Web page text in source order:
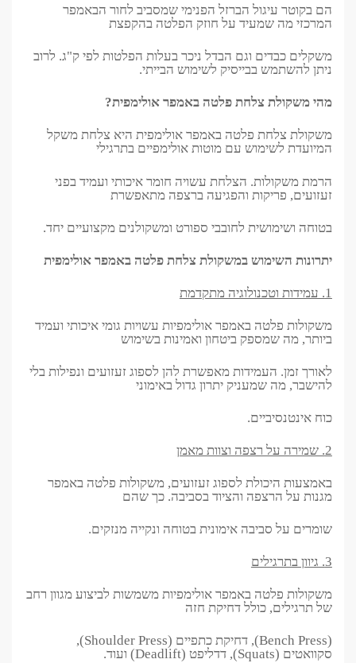
הם בקוטר עיגול הברזל הפנימי שמסביב לחור הבאמפר
המרכזי מה שמעיד על חוזק הפלטה בהקפצת
משקלים כבדים וגם הבדל ניכר בעלות הפלטות לפי ק"ג. לרוב
ניתן להשתמש בבייסיק לשימוש הבייתי.
מהי משקולת צלחת פלטה באמפר אולימפית?
משקולת צלחת פלטה באמפר אולימפית היא צלחת משקל
המיועדת לשימוש עם מוטות אולימפיים בתרגילי
הרמת משקולות. הצלחת עשויה חומר איכותי ועמיד בפני
זעזועים, פריקות והפגיעה ברצפה מתאפשרת
בטוחה ושימושית לחובבי ספורט ומשקולנים מקצועיים יחד.
יתרונות השימוש במשקולת צלחת פלטה באמפר אולימפית
1. עמידות וטכנולוגיה מתקדמת
משקולות פלטה באמפר אולימפיות עשויות גומי איכותי ועמיד
ביותר, מה שמספק ביטחון ואמינות בשימוש
לאורך זמן. העמידות מאפשרת להן לספוג זעזועים ונפילות בלי
להישבר, מה שמעניק יתרון גדול באימוני
כוח אינטנסיביים.
2. שמירה על רצפה וצוות מאמן
באמצעות היכולת לספוג זעזועים, משקולות פלטה באמפר
מגנות על הרצפה והציוד בסביבה. כך שהם
שומרים על סביבה אימונית בטוחה ונקייה מנזקים.
3. גיוון בתרגילים
משקולות פלטה באמפר אולימפיות משמשות לביצוע מגוון רחב
של תרגילים, כולל דחיקת חזה
(Bench Press), דחיקת כתפיים (Shoulder Press),
סקוואטים (Squats), דדליפט (Deadlift) ועוד.